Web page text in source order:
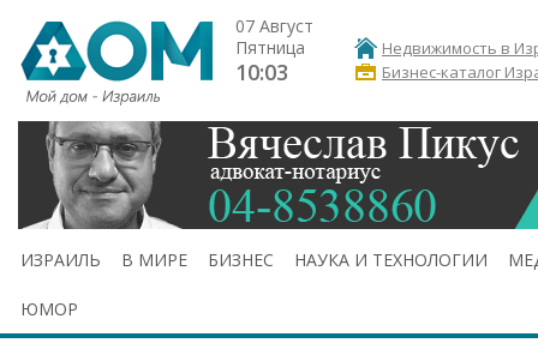
07 Август
Пятница
10:03
Недвижимость в
Бизнес-каталог
ИЗРАИЛЬ В МИРЕ БИЗНЕС НАУКА И ТЕХНОЛОГИИ
ЮМОР